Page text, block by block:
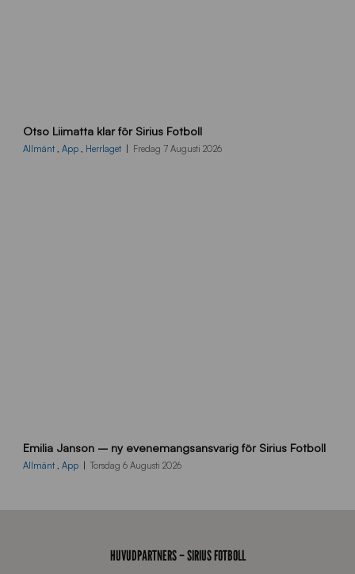
L
_
Otso Liimatta klar för Sirius Fotboll
Allmänt , App , Herrlaget Fredag 7 Augusti 2026
0
0
Emilia Janson – ny evenemangsansvarig för Sirius Fotboll
Allmänt , App Torsdag 6 Augusti 2026
HUVUDPARTNERS – SIRIUS FOTBOLL